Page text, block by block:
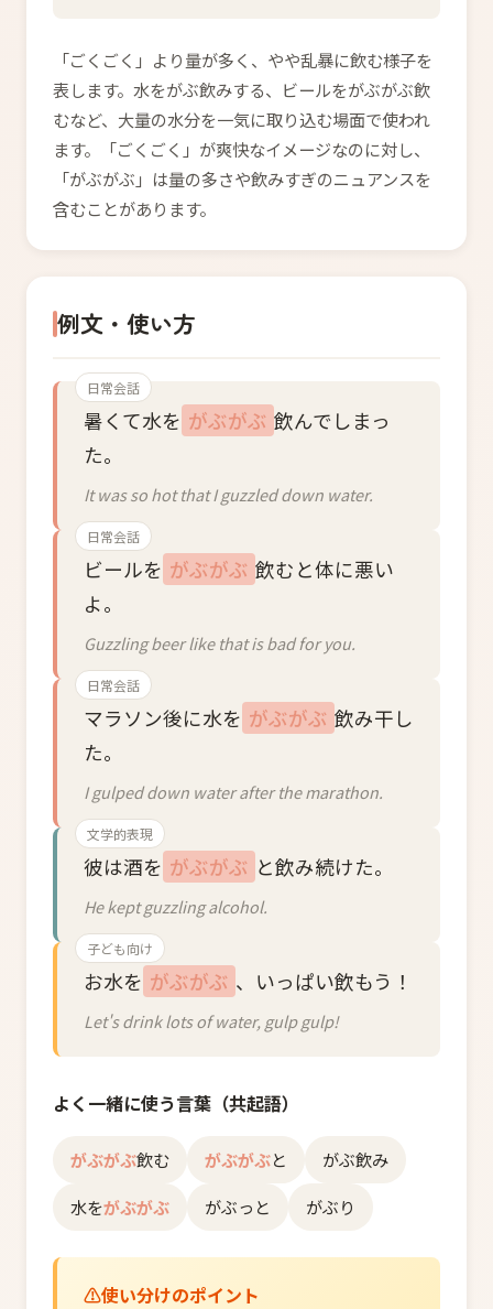
「ごくごく」より量が多く、やや乱暴に飲む様子を
表します。水をがぶ飲みする、ビールをがぶがぶ飲
むなど、大量の水分を一気に取り込む場面で使われ
ます。「ごくごく」が爽快なイメージなのに対し、
「がぶがぶ」は量の多さや飲みすぎのニュアンスを
含むことがあります。
例文・使い方
日常会話
暑くて水を がぶがぶ 飲んでしまっ
た。
It was so hot that I guzzled down water.
日常会話
ビールを がぶがぶ 飲むと体に悪い
よ。
Guzzling beer like that is bad for you.
日常会話
マラソン後に水を がぶがぶ 飲み干し
た。
I gulped down water after the marathon.
文学的表現
彼は酒を がぶがぶ と飲み続けた。
He kept guzzling alcohol.
子ども向け
お水を がぶがぶ 、いっぱい飲もう！
Let's drink lots of water, gulp gulp!
よく一緒に使う言葉（共起語）
がぶがぶ飲む がぶがぶと
がぶ飲み
水をがぶがぶ がぶっと がぶり
使い分けのポイント